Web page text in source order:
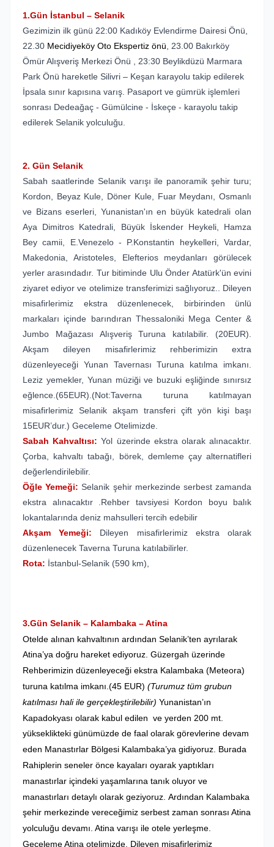
1.Gün İstanbul – Selanik
Gezimizin ilk günü 22:00 Kadıköy Evlendirme Dairesi Önü,
22.30 Mecidiyeköy Oto Ekspertiz önü , 23.00 Bakırköy
Ömür Alışveriş Merkezi Önü , 23:30 Beylikdüzü Marmara
Park Önü hareketle Silivri – Keşan karayolu takip edilerek
İpsala sınır kapısına varış. Pasaport ve gümrük işlemleri
sonrası Dedeağaç - Gümülcine - İskeçe - karayolu takip
edilerek Selanik yolculuğu.
2. Gün Selanik
Sabah saatlerinde Selanik varışı ile panoramik şehir turu;
Kordon, Beyaz Kule, Döner Kule, Fuar Meydanı, Osmanlı
ve Bizans eserleri, Yunanistan'ın en büyük katedrali olan
Aya Dimitros Katedrali, Büyük İskender Heykeli, Hamza
Bey camii, E.Venezelo - P.Konstantin heykelleri, Vardar,
Makedonia, Aristoteles, Elefterios meydanları görülecek
yerler arasındadır. Tur bitiminde Ulu Önder Atatürk'ün evini
ziyaret ediyor ve otelimize transferimizi sağlıyoruz.. Dileyen
misafirlerimiz ekstra düzenlenecek, birbirinden ünlü
markaları içinde barındıran Thessaloniki Mega Center &
Jumbo Mağazası Alışveriş Turuna katılabilir. (20EUR).
Akşam dileyen misafirlerimiz rehberimizin extra
düzenleyeceği Yunan Tavernası Turuna katılma imkanı.
Leziz yemekler, Yunan müziği ve buzuki eşliğinde sınırsız
eğlence.(65EUR).(Not:Taverna turuna katılmayan
misafirlerimiz Selanik akşam transferi çift yön kişi başı
15EUR’dur.) Geceleme Otelimizde.
Sabah Kahvaltısı: Yol üzerinde ekstra olarak alınacaktır.
Çorba, kahvaltı tabağı, börek, demleme çay alternatifleri
değerlendirilebilir.
Öğle Yemeği: Selanik şehir merkezinde serbest zamanda
ekstra alınacaktır .Rehber tavsiyesi Kordon boyu balık
lokantalarında deniz mahsulleri tercih edebilir
Akşam Yemeği: Dileyen misafirlerimiz ekstra olarak
düzenlenecek Taverna Turuna katılabilirler.
Rota: İstanbul-Selanik (590 km),
3.Gün Selanik – Kalambaka – Atina
Otelde alınan kahvaltının ardından Selanik’ten ayrılarak
Atina’ya doğru hareket ediyoruz. Güzergah üzerinde
Rehberimizin düzenleyeceği ekstra Kalambaka (Meteora)
turuna katılma imkanı.(45 EUR) (Turumuz tüm grubun
katılması hali ile gerçekleştirilebilir) Yunanistan’ın
Kapadokyası olarak kabul edilen ve yerden 200 mt.
yükseklikteki günümüzde de faal olarak görevlerine devam
eden Manastırlar Bölgesi Kalambaka’ya gidiyoruz. Burada
Rahiplerin seneler önce kayaları oyarak yaptıkları
manastırlar içindeki yaşamlarına tanık oluyor ve
manastırları detaylı olarak geziyoruz. Ardından Kalambaka
şehir merkezinde vereceğimiz serbest zaman sonrası Atina
yolculuğu devamı. Atina varışı ile otele yerleşme.
Geceleme Atina otelimizde. Dileyen misafirlerimiz